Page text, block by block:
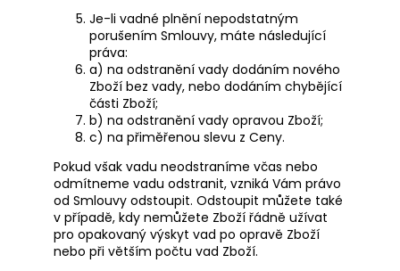
Je-li vadné plnění nepodstatným
porušením Smlouvy, máte následující
práva:
a) na odstranění vady dodáním nového
Zboží bez vady, nebo dodáním chybějící
části Zboží;
b) na odstranění vady opravou Zboží;
c) na přiměřenou slevu z Ceny.
Pokud však vadu neodstraníme včas nebo
odmítneme vadu odstranit, vzniká Vám právo
od Smlouvy odstoupit. Odstoupit můžete také
v případě, kdy nemůžete Zboží řádně užívat
pro opakovaný výskyt vad po opravě Zboží
nebo při větším počtu vad Zboží.